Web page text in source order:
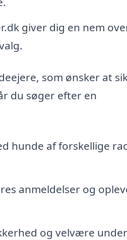
giver dig en nem
som ønsker at
du søger efter en
hunde af forskellige
anmeldelser og
og velvære